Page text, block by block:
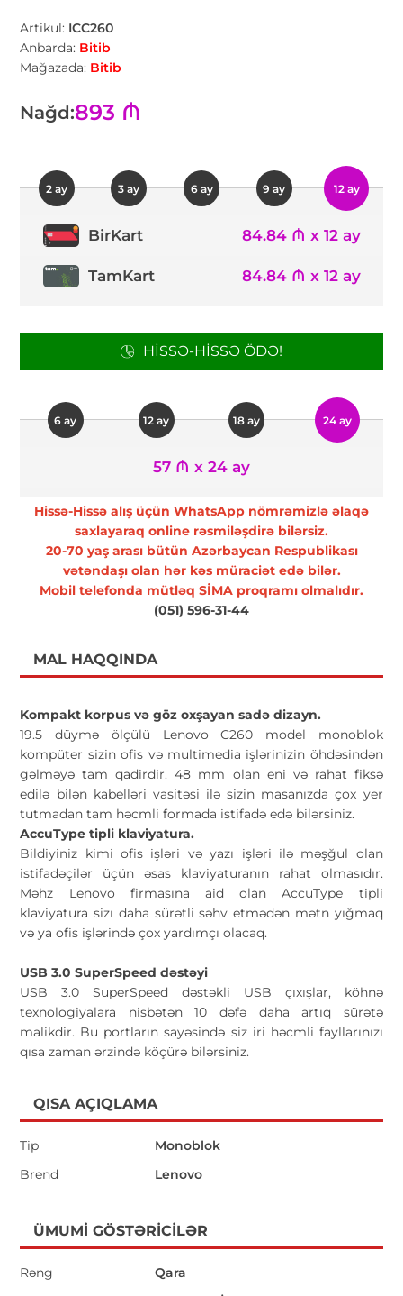
Artikul: ICC260
Anbarda: Bitib
Mağazada: Bitib
Nağd:893 ₼
2 ay 3 ay 6 ay 9 ay 12 ay
BirKart 84.84 ₼ x 12 ay
TamKart 84.84 ₼ x 12 ay
HISSƏ-HISSƏ ÖDƏ!
6 ay 12 ay 18 ay 24 ay
57 ₼ x 24 ay
Hissə-Hissə alış üçün WhatsApp nömrəmizlə əlaqə
saxlayaraq online rəsmiləşdirə bilərsiz.
20-70 yaş arası bütün Azərbaycan Respublikası
vətəndaşı olan hər kəs müraciət edə bilər.
Mobil telefonda mütləq SİMA proqramı olmalıdır.
(051) 596-31-44
MAL HAQQINDA
Kompakt korpus və göz oxşayan sadə dizayn.
19.5 düymə ölçülü Lenovo C260 model monoblok
kompüter sizin ofis və multimedia işlərinizin öhdəsindən
gəlməyə tam qadirdir. 48 mm olan eni və rahat fiksə
edilə bilən kabelləri vasitəsi ilə sizin masanızda çox yer
tutmadan tam həcmli formada istifadə edə bilərsiniz.
AccuType tipli klaviyatura.
Bildiyiniz kimi ofis işləri və yazı işləri ilə məşğul olan
istifadəçilər üçün əsas klaviyaturanın rahat olmasıdır.
Məhz Lenovo firmasına aid olan AccuType tipli
klaviyatura sizı daha sürətli səhv etmədən mətn yığmaq
və ya ofis işlərində çox yardımçı olacaq.
USB 3.0 SuperSpeed dəstəyi
USB 3.0 SuperSpeed dəstəkli USB çıxışlar, köhnə
texnologiyalara nisbətən 10 dəfə daha artıq sürətə
malikdir. Bu portların sayəsində siz iri həcmli fayllarınızı
qısa zaman ərzində köçürə bilərsiniz.
QISA AÇIQLAMA
Tip
Monoblok
Brend
Lenovo
ÜMUMI GÖSTƏRICILƏR
Rəng
Qara